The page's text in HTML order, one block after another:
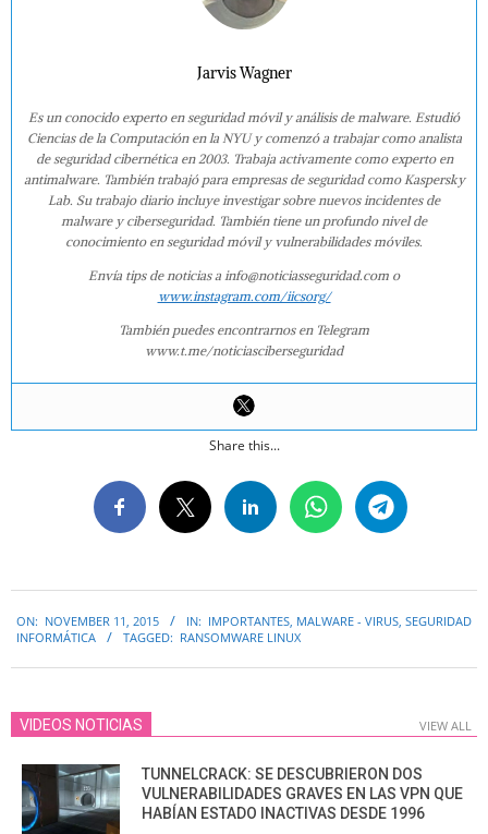
Jarvis Wagner
Es un conocido experto en seguridad móvil y análisis de malware. Estudió
Ciencias de la Computación en la NYU y comenzó a trabajar como analista
de seguridad cibernética en 2003. Trabaja activamente como experto en
antimalware. También trabajó para empresas de seguridad como Kaspersky
Lab. Su trabajo diario incluye investigar sobre nuevos incidentes de
malware y ciberseguridad. También tiene un profundo nivel de
conocimiento en seguridad móvil y vulnerabilidades móviles.
Envía tips de noticias a info@noticiasseguridad.com o
www.instagram.com/iicsorg/
También puedes encontrarnos en Telegram
www.t.me/noticiasciberseguridad
Share this...
11-
ON: NOVEMBER 11, 2015 IN: IMPORTANTES, MALWARE - VIRUS, SEGURIDAD
INFORMÁTICA
TAGGED: RANSOMWARE LINUX
VIDEOS NOTICIAS VIEW ALL
TUNNELCRACK: SE DESCUBRIERON DOS
VULNERABILIDADES GRAVES EN LAS VPN QUE
HABÍAN ESTADO INACTIVAS DESDE 1996